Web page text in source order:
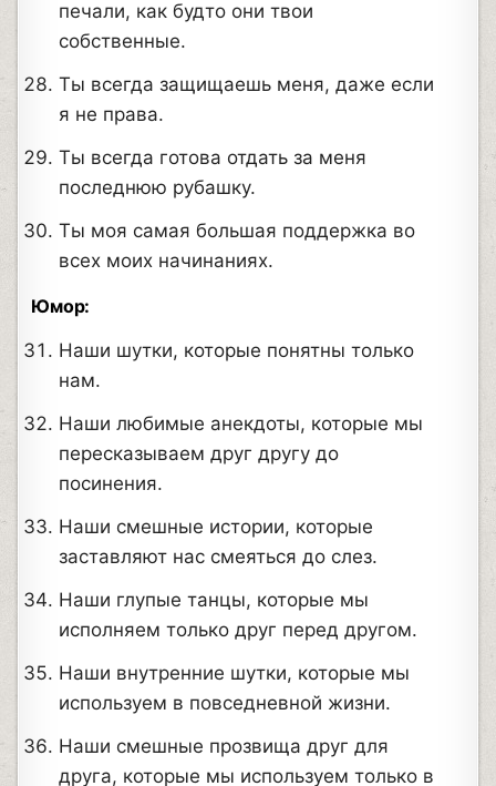
печали, как будто они твои
собственные.
Ты всегда защищаешь меня, даже если
я не права.
Ты всегда готова отдать за меня
последнюю рубашку.
Ты моя самая большая поддержка во
всех моих начинаниях.
Юмор:
Наши шутки, которые понятны только
нам.
Наши любимые анекдоты, которые мы
пересказываем друг другу до
посинения.
Наши смешные истории, которые
заставляют нас смеяться до слез.
Наши глупые танцы, которые мы
исполняем только друг перед другом.
Наши внутренние шутки, которые мы
используем в повседневной жизни.
Наши смешные прозвища друг для
друга, которые мы используем только в